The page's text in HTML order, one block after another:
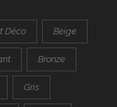
Déco Beige
Bronze
Gris